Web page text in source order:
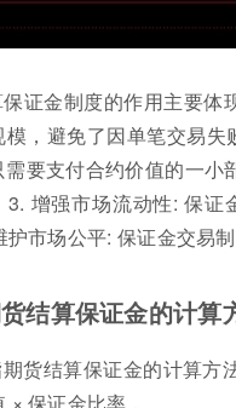
证金制度的作用主要体
模，避免了因单笔交易
需要支付合约价值的一小
3. 增强市场流动性: 保
护市场公平: 保证金交易
结算保证金的计算
货结算保证金的计算方